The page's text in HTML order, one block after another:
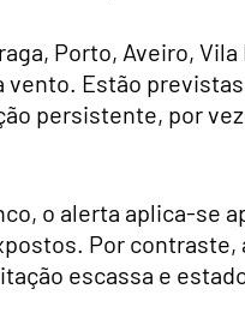
Porto, Aveiro,
vento. Estão
persistente, por
o alerta aplica-se
Por contraste,
escassa e